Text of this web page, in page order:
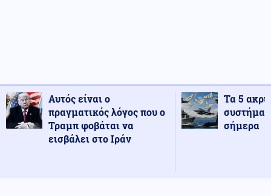
Αυτός είναι ο
πραγματικός λόγος που ο
Τραμπ φοβάται να
εισβάλει στο Ιράν
Τα 5
σήμερα